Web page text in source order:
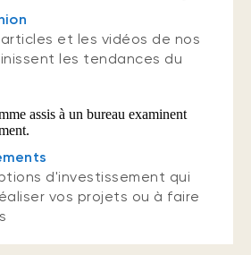
et les vidéos de nos
les tendances du
d'investissement qui
vos projets ou à faire